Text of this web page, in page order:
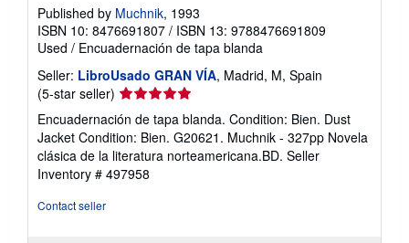
Published by Muchnik, 1993
ISBN 10: 8476691807 / ISBN 13: 9788476691809
Used / Encuadernación de tapa blanda
Seller: LibroUsado GRAN VÍA, Madrid, M, Spain
(5-star seller) Seller
rating
5
out
of
5
Encuadernación de tapa blanda. Condition: Bien. Dust
Jacket Condition: Bien. G20621. Muchnik - 327pp Novela
clásica de la literatura norteamericana.BD. Seller
Inventory # 497958
Contact seller